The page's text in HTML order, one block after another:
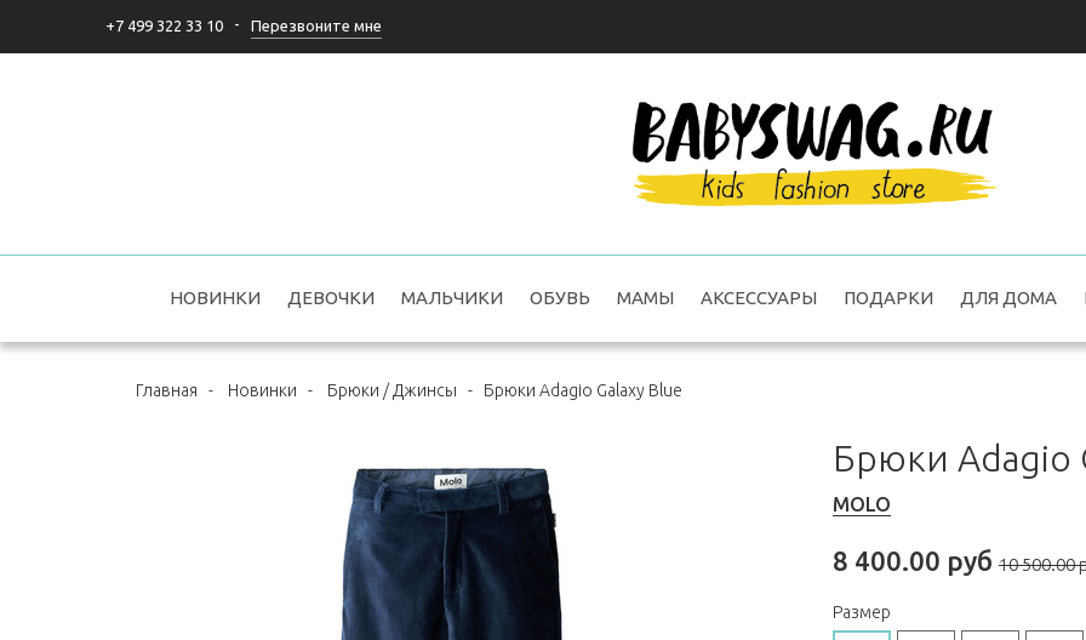
+7 499 322 33 10 - Перезвоните мне
НОВИНКИ ДЕВОЧКИ МАЛЬЧИКИ ОБУВЬ МАМЫ АКСЕССУАРЫ ПОДАРКИ ДЛЯ ДОМА
Главная - Новинки - Брюки / Джинсы - Брюки Adagio Galaxy Blue
Брюки Adagio
MOLO
8 400.00 руб 10 500.00
Размер